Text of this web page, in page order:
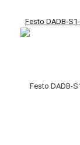
Festo DADB-